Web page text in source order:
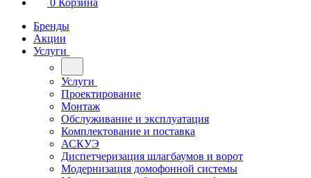
0 Корзина
Бренды
Акции
Услуги
Услуги
Проектирование
Монтаж
Обслуживание и эксплуатация
Комплектование и поставка
АСКУЭ
Диспетчеризация шлагбаумов и ворот
Модернизация домофонной системы